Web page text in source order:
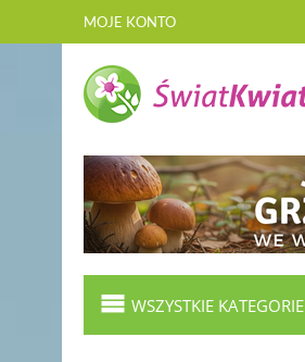
MOJE KONTO
WSZYSTKIE KATEGORIE